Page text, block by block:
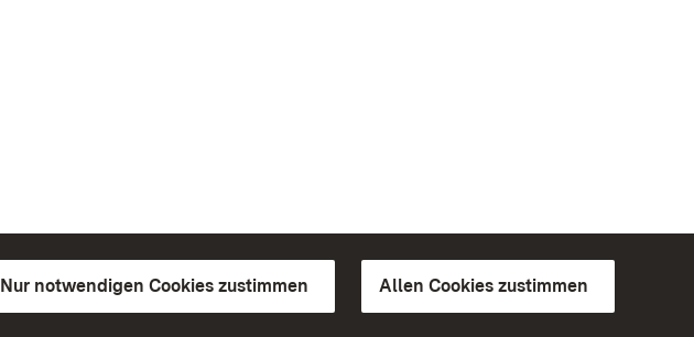
Nur notwendigen Cookies zustimmen Allen Cookies zustimmen